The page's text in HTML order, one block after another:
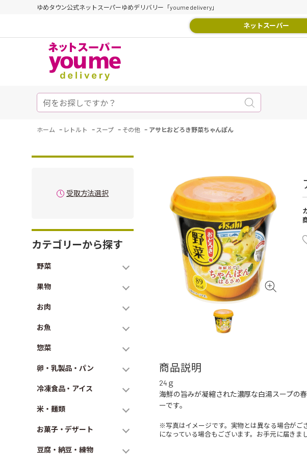
ゆめタウン公式ネットスーパーゆめデリバリー「youme delivery」
ネットスーパー
ホーム - レトルト - スープ - その他 - アサヒおどろき野菜ちゃんぽん
受取方法選択
カテゴリーから探す
野菜
果物
お肉
お魚
惣菜
卵・乳製品・パン
冷凍食品・アイス
米・麺類
お菓子・デザート
豆腐・納豆・練物
商品説明
24ｇ
海鮮の旨みが凝縮された濃厚な白湯スープの
ーです。
※写真はイメージです。実物とは異なる場合が
になっている場合もございます。お手元に届きま